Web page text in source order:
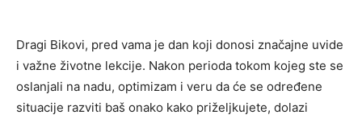
Dragi Bikovi, pred vama je dan koji donosi značajne uvide
i važne životne lekcije. Nakon perioda tokom kojeg ste se
oslanjali na nadu, optimizam i veru da će se određene
situacije razviti baš onako kako priželjkujete, dolazi